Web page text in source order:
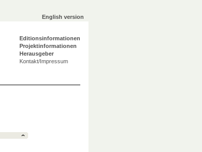
English version
Editionsinformationen
Projektinformationen
Herausgeber
Kontakt/Impressum